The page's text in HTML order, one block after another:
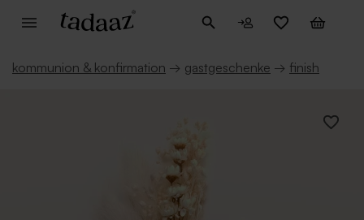
kommunion & konfirmation → gastgeschenke → finish